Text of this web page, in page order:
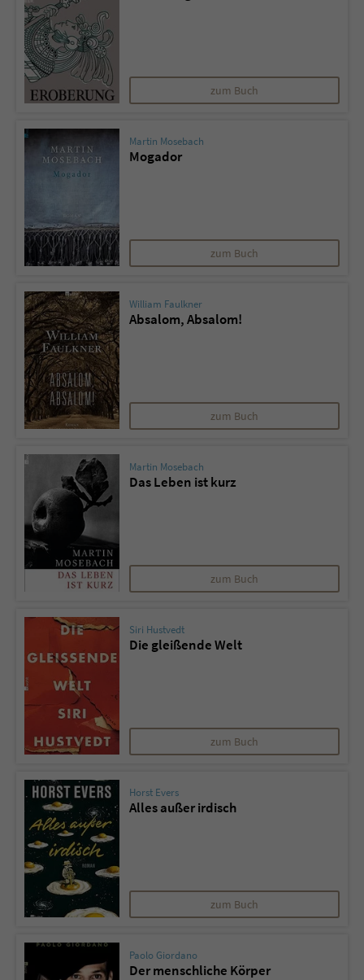
zum Buch
Martin Mosebach
Mogador
zum Buch
William Faulkner
Absalom, Absalom!
zum Buch
Martin Mosebach
Das Leben ist kurz
zum Buch
Siri Hustvedt
Die gleißende Welt
zum Buch
Horst Evers
Alles außer irdisch
zum Buch
Paolo Giordano
Der menschliche Körper